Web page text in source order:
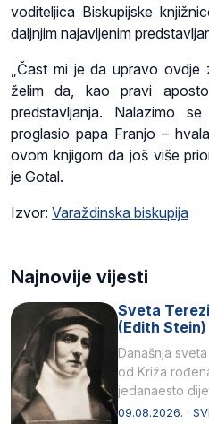
voditeljica Biskupijske
daljnjim najavljenim
„Čast mi je da upravo
želim da, kao pravi
predstavljanja. Nalazimo
proglasio papa Franjo –
ovom knjigom da još više
je Gotal.
Izvor: Varaždinska biskupija
Najnovije vijesti
Sveta
(Edith
Današnja
od Križa
jedanaesto
listopada 1891,
09.08.2026. ·